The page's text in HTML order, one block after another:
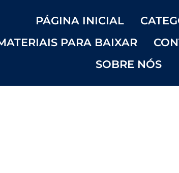
PÁGINA INICIAL
PARA BAIXAR
SOBRE NÓS